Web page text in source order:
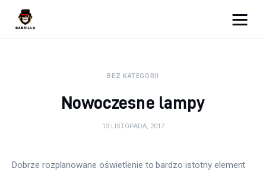
Kunchnia i kulinaria
Uroda
BEZ KATEGORII
Nowoczesne lampy
13 LISTOPADA, 2017
Dobrze rozplanowane oświetlenie to bardzo istotny element